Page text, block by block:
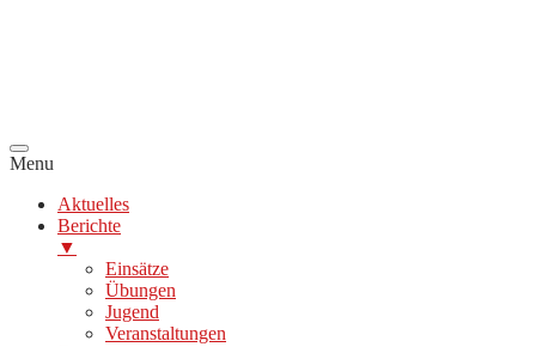
Menu
Aktuelles
Berichte
▼
Einsätze
Übungen
Jugend
Veranstaltungen